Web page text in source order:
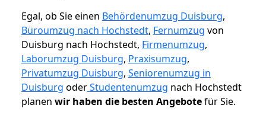
Egal, ob Sie einen Behördenumzug Duisburg,
Büroumzug nach Hochstedt, Fernumzug von
Duisburg nach Hochstedt, Firmenumzug,
Laborumzug Duisburg, Praxisumzug,
Privatumzug Duisburg, Seniorenumzug in
Duisburg oderStudentenumzug nach Hochstedt
planen wir haben die besten Angebotefür Sie.